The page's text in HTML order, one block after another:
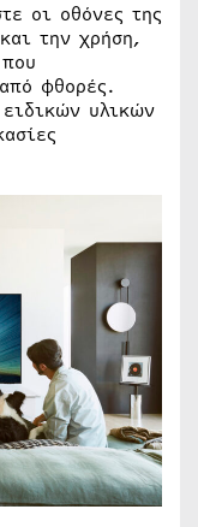
οι οθόνες της
την χρήση,
που
φθορές.
υλικών